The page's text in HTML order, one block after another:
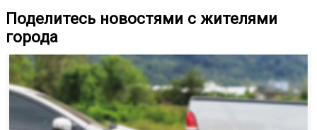
Поделитесь новостями с жителями
города